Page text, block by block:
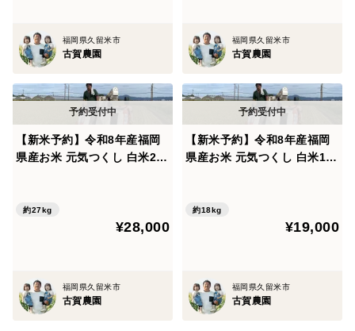
福岡県久留米市
古賀農園
福岡県久留米市
古賀農園
【新米予約】令和8年産福岡
県産お米 元気つくし 白米27k
約27kg
¥28,000
福岡県久留米市
古賀農園
【新米予約】令和8年産福岡
県産お米 元気つくし 白米18k
約18kg
¥19,000
福岡県久留米市
古賀農園